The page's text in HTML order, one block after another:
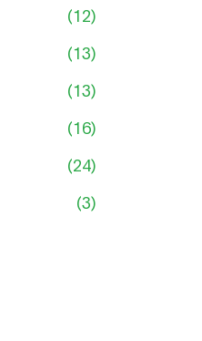
(12)
(13)
(13)
(16)
(24)
(3)